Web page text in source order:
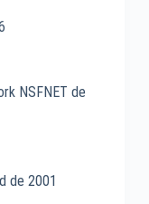
NSFNET de
de 2001